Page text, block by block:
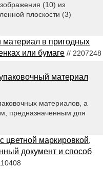
(10) из
плоскости (3)
материал в пригодных
или бумаге // 2207248
материал
материалов, а
предназначенным для
цветной маркировкой,
документ и способ